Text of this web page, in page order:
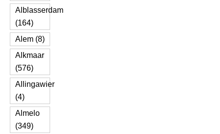
Alblasserdam
(164)
Alem (8)
Alkmaar
(576)
Allingawier
(4)
Almelo
(349)